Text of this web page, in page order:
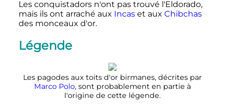
Les conquistadors n'ont pas trouvé l'Eldorado,
mais ils ont arraché aux Incaset aux Chibchas
des monceaux d'or.
Légende
Les pagodes aux toits d'or birmanes, décrites par
Marco Polo, sont probablement en partie à
l'origine de cette légende.